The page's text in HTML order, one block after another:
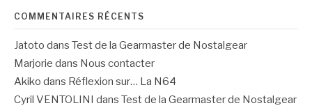
COMMENTAIRES RÉCENTS
Jatoto dans Test de la Gearmaster de Nostalgear
Marjorie dans Nous contacter
Akiko dans Réflexion sur… La N64
Cyril VENTOLINI dans Test de la Gearmaster de Nostalgear